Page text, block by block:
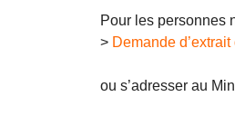
Pour les personnes
> Demande
ou s’adresser au